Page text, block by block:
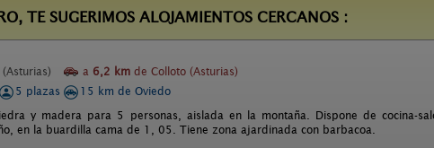
TE SUGERIMOS ALOJAMIENTOS CERCANOS :
(Asturias) a 6,2 km de Colloto (Asturias)
5 plazas
15 km de Oviedo
y madera para 5 personas, aislada en la montaña. Dispone de cocina-
en la buardilla cama de 1, 05. Tiene zona ajardinada con barbacoa.